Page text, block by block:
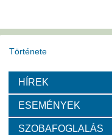
Története
Székház
Szervezeti felépítése
HÍREK
ESEMÉNYEK
SZOBAFOGLALÁS